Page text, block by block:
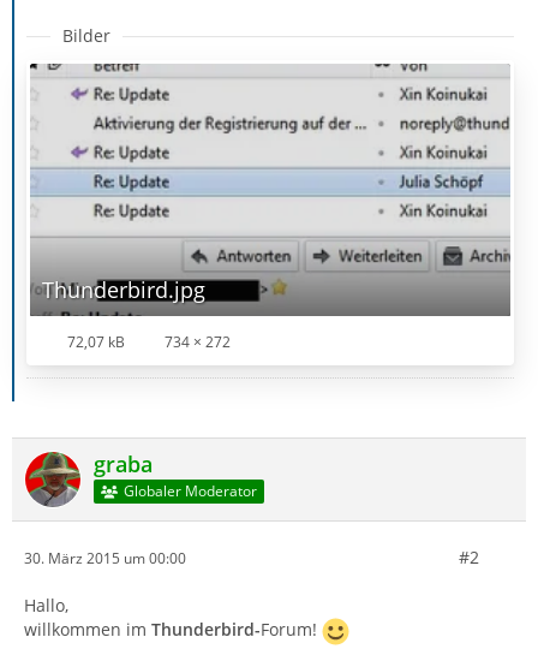
Bilder
Thunderbird.jpg
72,07 kB 734 × 272
graba
Globaler Moderator
30. März 2015 um 00:00 #2
Hallo,
willkommen im Thunderbird-Forum!